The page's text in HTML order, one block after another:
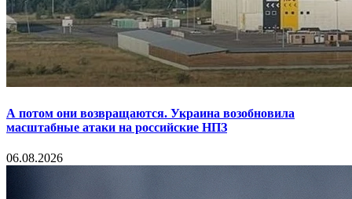
А потом они возвращаются. Украина возобновила
масштабные атаки на российские НПЗ
06.08.2026